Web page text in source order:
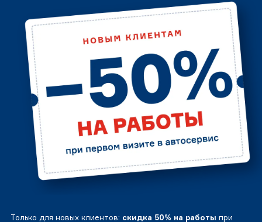
Только для новых клиентов: скидка 50% на работы при